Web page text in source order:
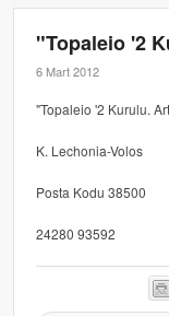
"Topaleio '2
6 Mart 2012
"Topaleio '2 Kurulu.
K. Lechonia-Volos
Posta Kodu 38500
24280 93592